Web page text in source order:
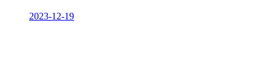
2023-12-19